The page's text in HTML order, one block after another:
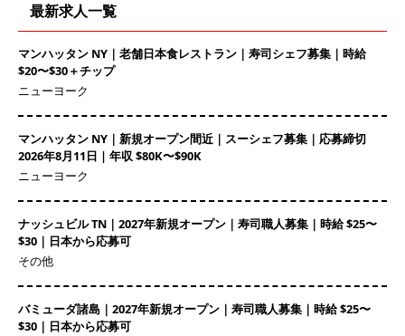
最新求人一覧
マンハッタン NY｜老舗日本食レストラン｜寿司シェフ募集｜時給
$20〜$30＋チップ
ニューヨーク
マンハッタン NY｜新規オープン間近｜スーシェフ募集｜応募締切
2026年8月11日 | 年収 $80K〜$90K
ニューヨーク
ナッシュビル TN｜2027年新規オープン｜寿司職人募集｜時給 $25〜
$30｜日本から応募可
その他
バミューダ諸島｜2027年新規オープン｜寿司職人募集｜時給 $25〜
$30｜日本から応募可